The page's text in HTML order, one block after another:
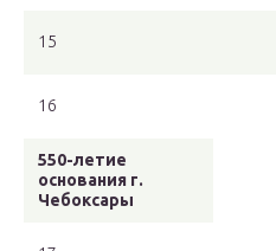
15
16
550-летие
основания г.
Чебоксары